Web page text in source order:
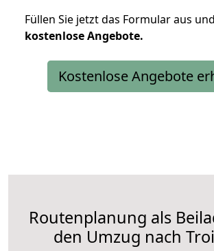
Füllen Sie jetzt das Formular aus
kostenloseAngebote.
Kostenlose Angebote
Routenplanung als
den Umzug nach